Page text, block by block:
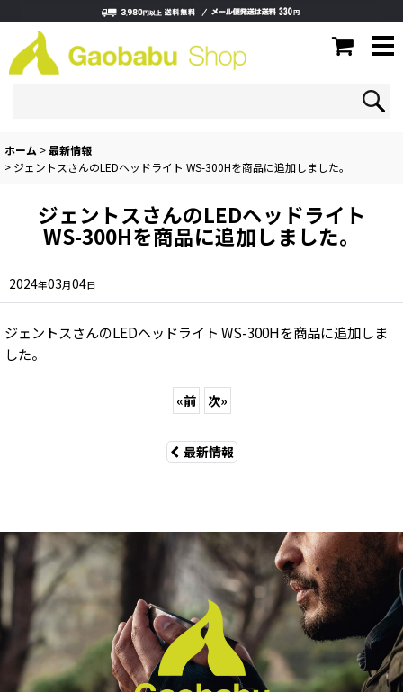
ホーム >最新情報
> ジェントスさんのLEDヘッドライト WS-300Hを商品に追加しました。
ジェントスさんのLEDヘッドライト
WS-300Hを商品に追加しました。
2024年03月04日
ジェントスさんのLEDヘッドライト WS-300Hを商品に追加しま
した。
«前 次»
最新情報